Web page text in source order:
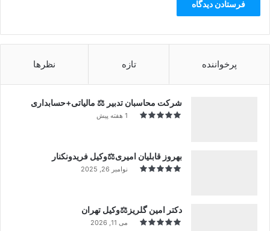
پرخواننده تازه نظرها
شرکت محاسبان تدبیر ⚖️ مالیاتی+حسابداری
1 هفته پیش
بهروز قابلیان امیری⚖️وکیل فریدونکنار
نوامبر 26, 2025
دکتر امین گلریز⚖️وکیل تهران
می 11, 2026